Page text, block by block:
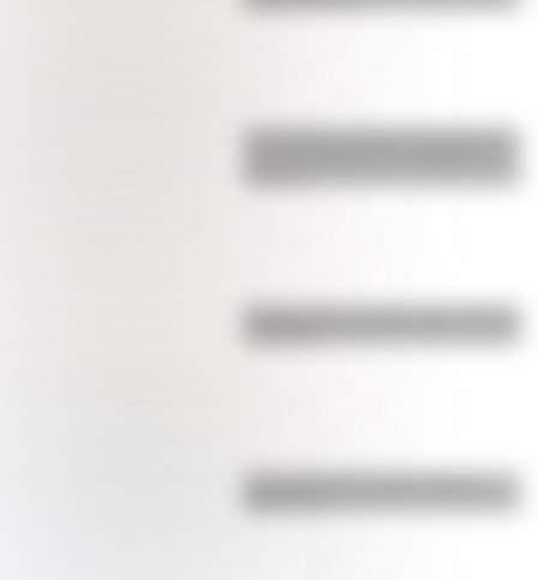
Los poderes del Estado Argentino
Judicial
Bandera de Colombia para colorear